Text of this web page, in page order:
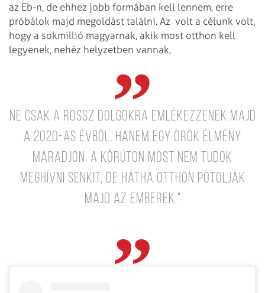
az Eb-n, de ehhez jobb formában kell lennem, erre
próbálok majd megoldást találni. Az volt a célunk volt,
hogy a sokmillió magyarnak, akik most otthon kell
legyenek, nehéz helyzetben vannak,
ne csak a rossz dolgokra emlékezzenek majd
a 2020-as évből, hanem egy örök élmény
maradjon. A körúton most nem tudok
meghívni senkit, de hátha otthon pótolják
majd az emberek."